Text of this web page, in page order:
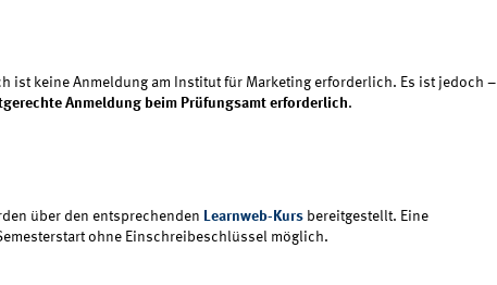
ist keine Anmeldung am Institut für Marketing erforderlich. Es ist jedoch –
Anmeldung beim Prüfungsamt erforderlich.
über den entsprechenden Learnweb-Kursbereitgestellt. Eine
ohne Einschreibeschlüssel möglich.